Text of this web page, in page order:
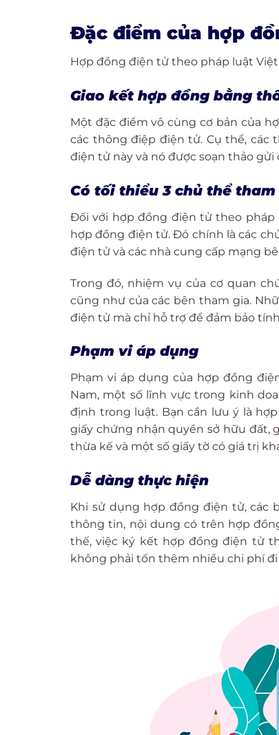
Đặc điểm của hợp
Hợp đồng điện tử theo pháp luật
Giao kết hợp đồng bằng
Một đặc điểm vô cùng cơ bản của
các thông điệp điện tử. Cụ thể,
điện tử này và nó được soạn thảo
Có tối thiểu 3 chủ thể
Đối với hợp đồng điện tử theo
hợp đồng điện tử. Đó chính là các
điện tử và các nhà cung cấp mạng
Trong đó, nhiệm vụ của cơ quan
cũng như của các bên tham gia.
điện tử mà chỉ hỗ trợ để đảm bảo
Phạm vi áp dụng
Phạm vi áp dụng của hợp đồng
Nam, một số lĩnh vực trong kinh
định trong luật. Bạn cần lưu ý là
giấy chứng nhận quyền sở hữu đất,
thừa kế và một số giấy tờ có giá trị
Dễ dàng thực hiện
Khi sử dụng hợp đồng điện tử, các
thông tin, nội dung có trên hợp
thế, việc ký kết hợp đồng điện tử
không phải tốn thêm nhiều chi phí